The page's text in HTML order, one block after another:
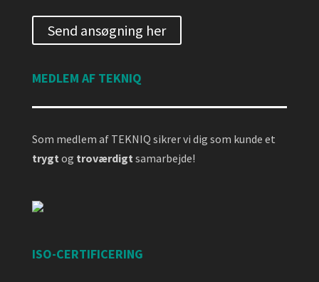
Send ansøgning her
MEDLEM AF TEKNIQ
Som medlem af TEKNIQ sikrer vi dig som kunde et
trygt og troværdigt samarbejde!
ISO-CERTIFICERING